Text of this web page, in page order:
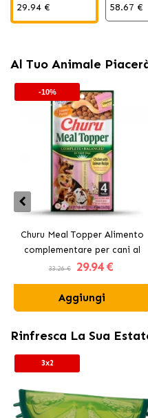
29.94 €
58.67 €
Al Tuo Animale
-10%
Churu Meal Topper Alimento
complementare per cani al
pollo e salmone
33.26 € 29.94 €
Aggiungi
Rinfresca La Sua
3x2